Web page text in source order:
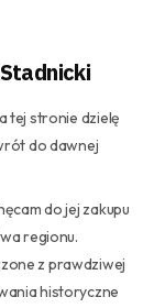
tej stronie dzielę
do dawnej
do jej zakupu
regionu.
z prawdziwej
historyczne